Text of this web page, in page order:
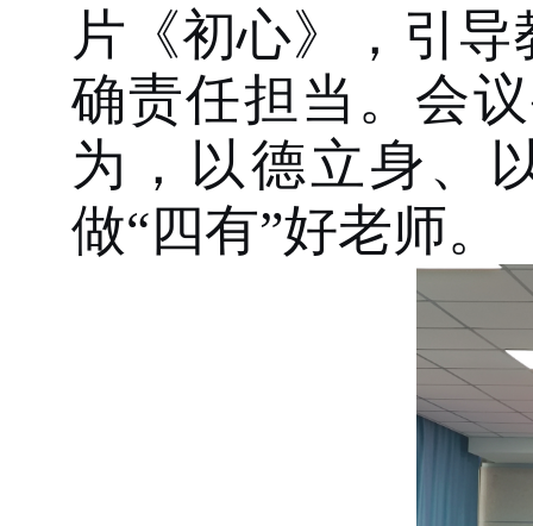
片 《初心》 ， 引导
确责任担当 。会议
为，以德立身、
做“四有”好老师。